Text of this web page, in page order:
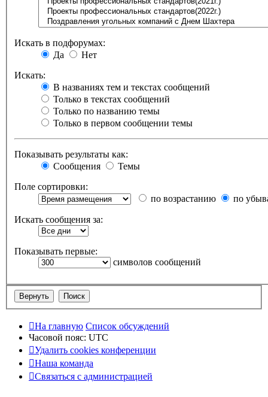
Искать в подфорумах:
Да
Нет
Искать:
В названиях тем и текстах сообщений
Только в текстах сообщений
Только по названию темы
Только в первом сообщении темы
Показывать результаты как:
Сообщения
Темы
Поле сортировки:
по возрастанию
по
Искать сообщения за:
Показывать первые:
символов сообщений
На главную Список обсуждений
Часовой пояс: UTC
Удалить cookies конференции
Наша команда
Связаться с администрацией